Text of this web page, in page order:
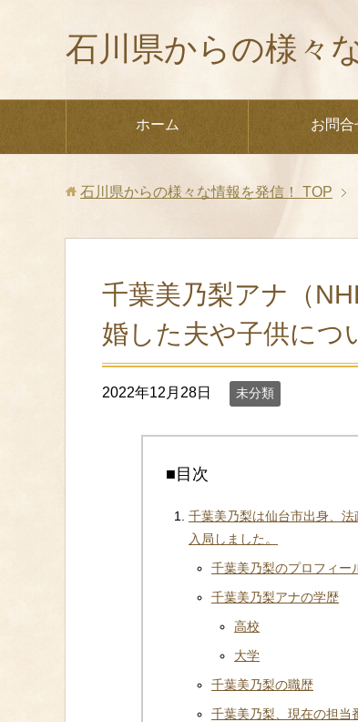
石川県からの様々
ホーム お問合
石川県からの様々な情報を発信！ TOP
千葉美乃梨アナ（
婚した夫や子供につ
2022年12月28日 未分類
■目次
千葉美乃梨は仙台市出身、
入局しました。
千葉美乃梨のプロフィー
千葉美乃梨アナの学歴
高校
大学
千葉美乃梨の職歴
千葉美乃梨、現在の担当